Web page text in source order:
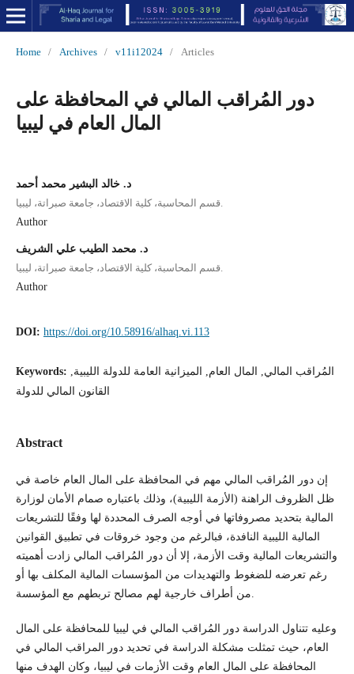
Home / Archives / v11i12024 / Articles
دور المُراقب المالي في المحافظة على
المال العام في ليبيا
د. خالد البشير محمد أحمد
قسم المحاسبة، كلية الاقتصاد، جامعة صبراتة، ليبيا.
Author
د. محمد الطيب علي الشريف
قسم المحاسبة، كلية الاقتصاد، جامعة صبراتة، ليبيا.
Author
DOI: https://doi.org/10.58916/alhaq.vi.113
Keywords:
المُراقب المالي, المال العام, الميزانية العامة للدولة الليبية,
القانون المالي للدولة
Abstract
إن دور المُراقب المالي مهم في المحافظة على المال العام خاصة في
ظل الظروف الراهنة (الأزمة الليبية)، وذلك باعتباره صمام الأمان لوزارة
المالية بتحديد مصروفاتها في أوجه الصرف المحددة لها وفقًا للتشريعات
المالية الليبية النافدة، فبالرغم من وجود خروقات في تطبيق القوانين
والتشريعات المالية وقت الأزمة، إلا أن دور المُراقب المالي زادت أهميته
رغم تعرضه للضغوط والتهديدات من المؤسسات المالية المكلف بها أو
من أطراف خارجية لهم مصالح تربطهم مع المؤسسة.
وعليه تتناول الدراسة دور المُراقب المالي في ليبيا للمحافظة على المال
العام، حيث تمثلت مشكلة الدراسة في تحديد دور المراقب المالي في
المحافظة على المال العام وقت الأزمات في ليبيا، وكان الهدف منها